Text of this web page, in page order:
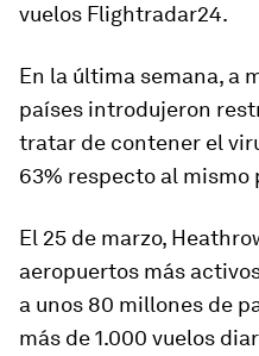
vuelos Flightradar24.
En la última semana, a
países introdujeron
tratar de contener el
63% respecto al mismo
El 25 de marzo,
aeropuertos más
a unos 80 millones de
más de 1.000 vuelos